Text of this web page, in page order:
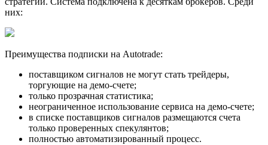
них:
Преимущества подписки на Autotrade:
поставщиком сигналов не могут стать трейдеры,
торгующие на демо-счете;
только прозрачная статистика;
неограниченное использование сервиса на демо-счете;
в списке поставщиков сигналов размещаются счета
только проверенных спекулянтов;
полностью автоматизированный процесс.